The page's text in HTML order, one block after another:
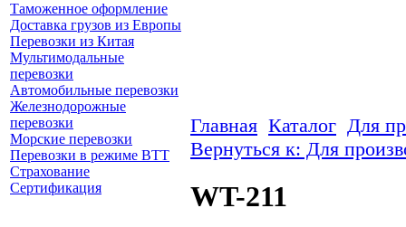
Таможенное оформление
Доставка грузов из Европы
Перевозки из Китая
Мультимодальные
перевозки
Автомобильные перевозки
Железнодорожные
перевозки
Морские перевозки
Перевозки в режиме ВТТ
Страхование
Сертификация
Главная Каталог Для
Вернуться к: Для
WT-211